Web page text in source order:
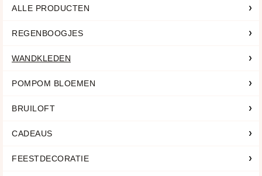
ALLE PRODUCTEN
REGENBOOGJES
WANDKLEDEN
POMPOM BLOEMEN
BRUILOFT
CADEAUS
FEESTDECORATIE